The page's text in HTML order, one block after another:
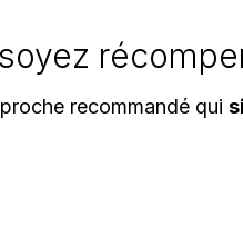
recommandé qui